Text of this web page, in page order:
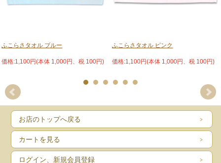
ふこらさタオル ブルー
価格:1,100円(本体 1,000円、税 100円)
ふこらさタオル ピンク
価格:1,100円(本体 1,000円、税 100円)
お店のトップへ戻る
カートを見る
ログイン、新規会員登録